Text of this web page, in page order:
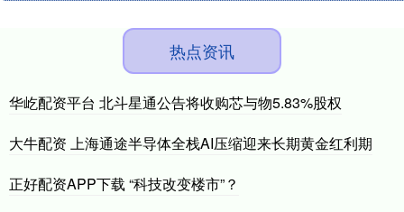
热点资讯
华屹配资平台 北斗星通公告将收购芯与物5.83%股权
大牛配资 上海通途半导体全栈AI压缩迎来长期黄金红利期
正好配资APP下载 “科技改变楼市”？